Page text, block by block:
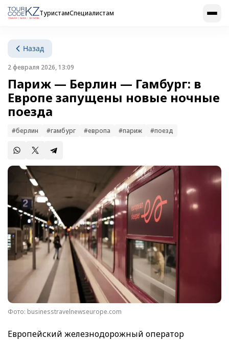
ТуристамСпециалистам
Назад
2 февраля 2026, 13:09
Париж — Берлин — Гамбург: в
Европе запущены новые ночные
поезда
#берлин #гамбург #европа #париж #поезд
Фото: businesstravelnewseurope.com
Европейский железнодорожный оператор